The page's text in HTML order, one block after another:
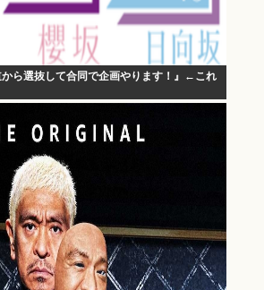
ら選抜して合同で企画やります！』←これ